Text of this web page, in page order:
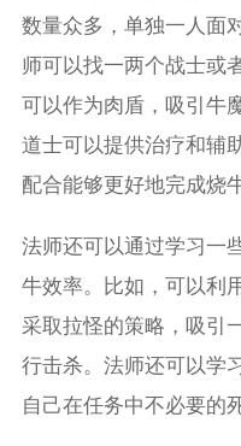
数量众多，单独一人面
师可以找一两个战士或
可以作为肉盾，吸引牛
道士可以提供治疗和辅
配合能够更好地完成烧
法师还可以通过学习一
牛效率。比如，可以利
采取拉怪的策略，吸引
行击杀。法师还可以学
自己在任务中不必要的